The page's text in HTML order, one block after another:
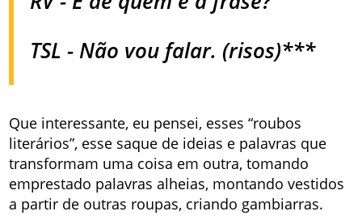
TSL - Não vou falar. (risos)***
Que interessante, eu pensei, esses “roubos
literários”, esse saque de ideias e palavras que
transformam uma coisa em outra, tomando
emprestado palavras alheias, montando vestidos
a partir de outras roupas, criando gambiarras.